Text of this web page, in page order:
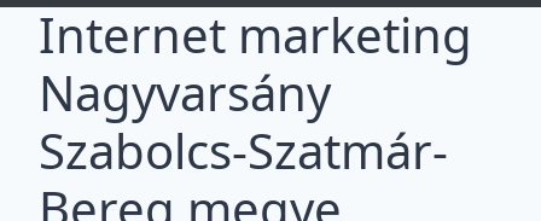
Internet marketing
Nagyvarsány
Szabolcs-Szatmár-